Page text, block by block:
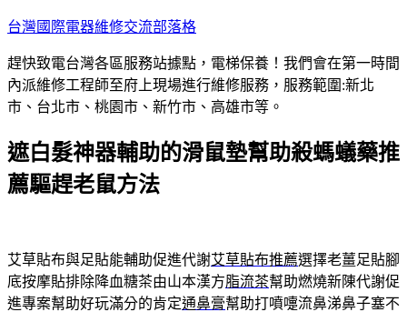
跳
主
要
內
台灣國際電器維修交流部落格
趕快致電台灣各區服務站據點，電梯保養！我們會在第一時間
內派維修工程師至府上現場進行維修服務，服務範圍:新北
市、台北市、桃園市、新竹市、高雄市等。
遮白髮神器輔助的滑鼠墊幫助殺螞蟻藥推
薦驅趕老鼠方法
艾草貼布與足貼能輔助促進代謝艾草貼布推薦選擇老薑足貼腳
底按摩貼排除降血糖茶由山本漢方脂流茶幫助燃燒新陳代謝促
進專案幫助好玩滿分的肯定通鼻膏幫助打噴嚏流鼻涕鼻子塞不